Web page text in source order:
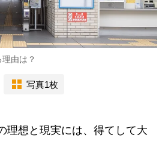
由は？
写真1枚
想と現実には、得てして大